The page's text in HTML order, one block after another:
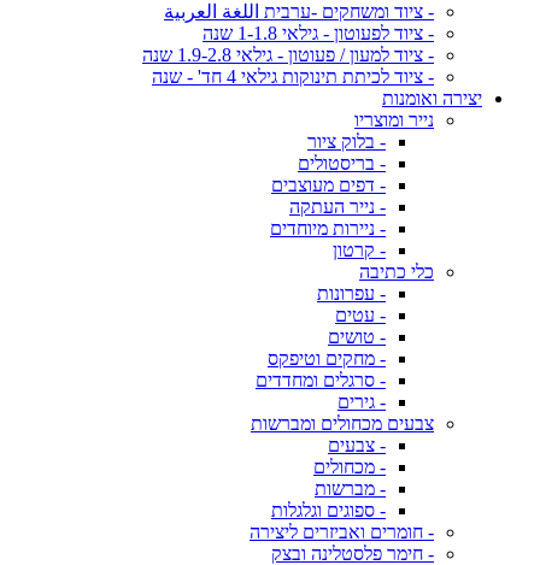
- ציוד ומשחקים -ערבית اللغة العربية
- ציוד לפעוטון - גילאי 1-1.8 שנה
- ציוד למעון / פעוטון - גילאי 1.9-2.8 שנה
- ציוד לכיתת תינוקות גילאי 4 חד' - שנה
יצירה ואומנות
נייר ומוצריו
- בלוק ציור
- בריסטולים
- דפים מעוצבים
- נייר העתקה
- ניירות מיוחדים
- קרטון
כלי כתיבה
- עפרונות
- עטים
- טושים
- מחקים וטיפקס
- סרגלים ומחדדים
- גירים
צבעים מכחולים ומברשות
- צבעים
- מכחולים
- מברשות
- ספוגים וגלגלות
- חומרים ואביזרים ליצירה
- חימר פלסטלינה ובצק